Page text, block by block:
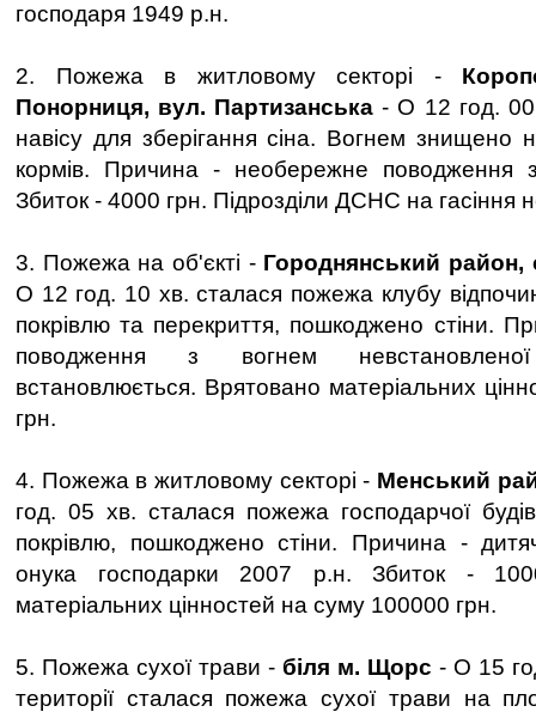
господаря 1949 р.н.
2. Пожежа в житловому секторі -
Понорниця, вул. Партизанська - О 12 год.
навісу для зберігання сіна. Вогнем знищено
кормів. Причина - необережне поводження
Збиток - 4000 грн. Підрозділи ДСНС на гасіння
3. Пожежа на об'єкті -Городнянський район,
О 12 год. 10 хв. сталася пожежа клубу
покрівлю та перекриття, пошкоджено стіни.
поводження з вогнем
встановлюється. Врятовано матеріальних
грн.
4. Пожежа в житловому секторі - Менський
год. 05 хв. сталася пожежа господарчої
покрівлю, пошкоджено стіни. Причина -
онука господарки 2007 р.н. Збиток -
матеріальних цінностей на суму 100000 грн.
5. Пожежа сухої трави - біля м. Щорс - О 15
території сталася пожежа сухої трави на